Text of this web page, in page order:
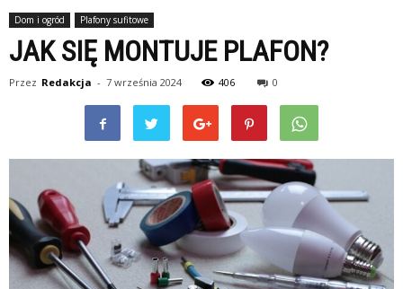
Dom i ogród Plafony sufitowe
JAK SIĘ MONTUJE PLAFON?
Przez Redakcja - 7 września 2024 406 0